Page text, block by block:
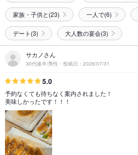
家族・子供と(23) 一人で(6)
デート(3) 大人数の宴会(3)
サカノさん
30代後半/男性・投稿日：2026/07/31
5.0
予約なくても待ちなく案内されました！
美味しかったです！！！